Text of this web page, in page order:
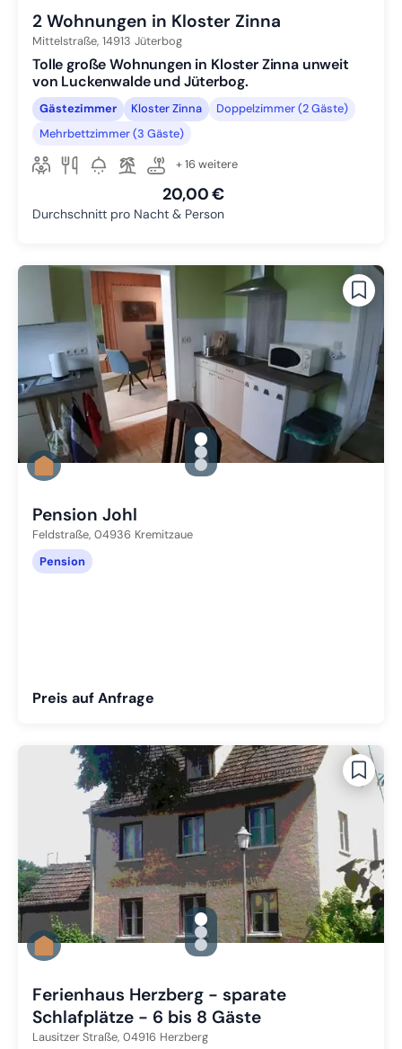
2 Wohnungen in Kloster Zinna
Mittelstraße, 14913 Jüterbog
Tolle große Wohnungen in Kloster Zinna unweit
von Luckenwalde und Jüterbog.
Gästezimmer Kloster Zinna
Doppelzimmer (2 Gäste)
Mehrbettzimmer (3 Gäste)
+ 16 weitere
20,00 €
Durchschnitt pro Nacht & Person
gallery.slide_selector
Zu Slide 1 wechseln
Zu Slide 2 wechseln
Zu Slide 3 wechseln
Pension Johl
Feldstraße, 04936 Kremitzaue
Pension
Preis auf Anfrage
gallery.slide_selector
Zu Slide 1 wechseln
Zu Slide 2 wechseln
Zu Slide 3 wechseln
Ferienhaus Herzberg - sparate
Schlafplätze - 6 bis 8 Gäste
Lausitzer Straße, 04916 Herzberg